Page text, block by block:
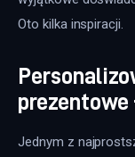
Oto kilka inspiracji.
prezentowe
Jednym z